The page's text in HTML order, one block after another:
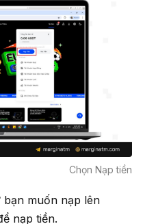
Chọn Nạp tiền
bạn muốn nạp lên
nạp tiền.